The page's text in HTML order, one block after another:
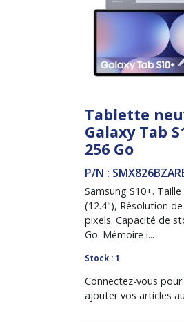
Tablette
Galaxy Tab
256 Go
P/N :
Samsung S10+.
(12.4"), Résolution
pixels. Capacité de
Go. Mémoire i...
Stock : 1
Connectez-vous
ajouter vos articles